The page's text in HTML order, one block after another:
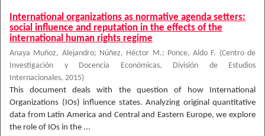
International organizations as normative agenda setters:
social influence and reputation in the effects of the
international human rights regime
Anaya Muñoz, Alejandro; Núñez, Héctor M.; Ponce, Aldo F. (Centro de
Investigación y Docencia Económicas, División de Estudios
Internacionales, 2015)
This document deals with the question of how International
Organizations (IOs) influence states. Analyzing original quantitative
data from Latin America and Central and Eastern Europe, we explore
the role of IOs in the ...